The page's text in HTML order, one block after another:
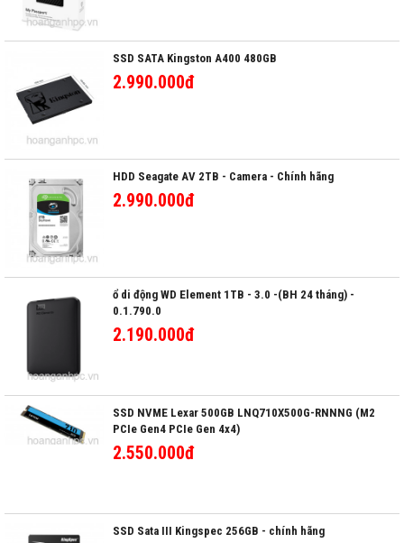
SSD SATA Kingston A400 480GB
2.990.000đ
HDD Seagate AV 2TB - Camera - Chính hãng
2.990.000đ
ổ di động WD Element 1TB - 3.0 -(BH 24 tháng) -
0.1.790.0
2.190.000đ
SSD NVME Lexar 500GB LNQ710X500G-RNNNG (M2
PCIe Gen4 PCIe Gen 4x4)
2.550.000đ
SSD Sata III Kingspec 256GB - chính hãng